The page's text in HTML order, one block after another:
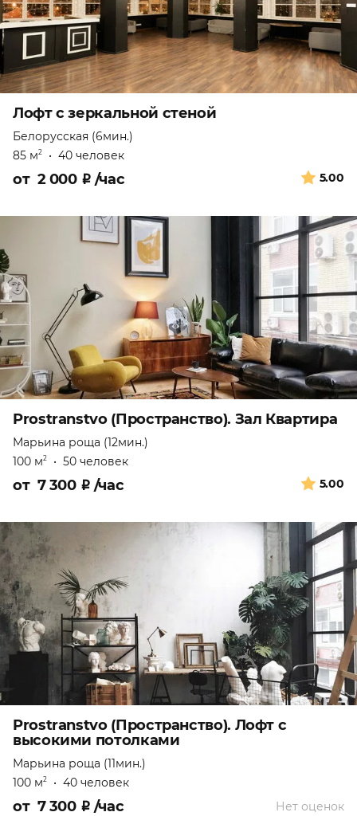
Лофт с зеркальной стеной
Белорусская (6мин.)
85 м2 • 40 человек
5.00
от 2 000 ₽ /час
Prostranstvo (Пространство). Зал Квартира
Марьина роща (12мин.)
100 м2 • 50 человек
5.00
от 7 300 ₽ /час
Prostranstvo (Пространство). Лофт с
высокими потолками
Марьина роща (11мин.)
100 м2 • 40 человек
Нет оценок
от 7 300 ₽ /час